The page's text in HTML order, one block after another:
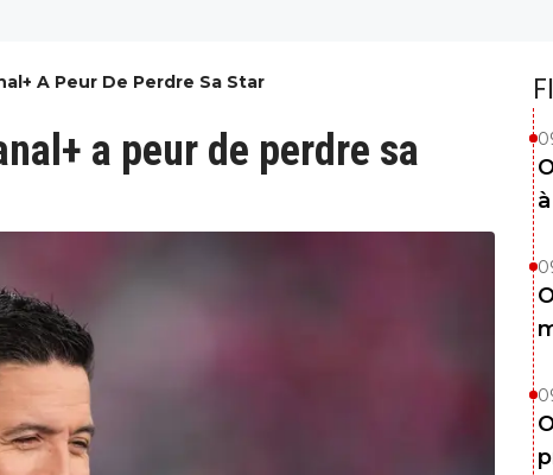
A Peur De Perdre Sa Star
a peur de perdre sa